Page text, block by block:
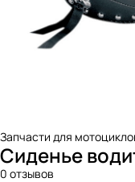
Запчасти для
Сиденье
0 отзывов